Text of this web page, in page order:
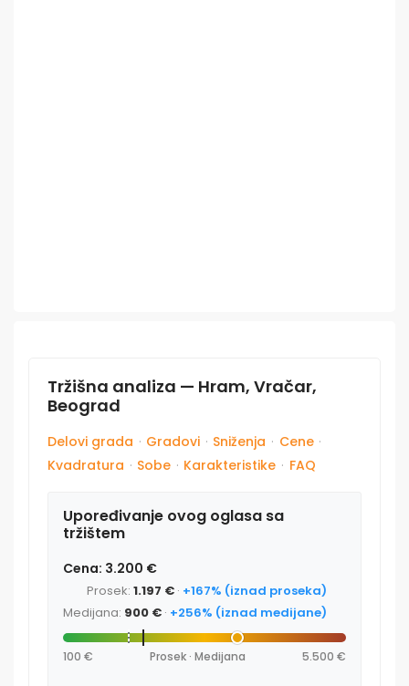
Tržišna analiza — Hram, Vračar,
Beograd
Delovi grada · Gradovi · Sniženja · Cene ·
Kvadratura · Sobe · Karakteristike · FAQ
Upoređivanje ovog oglasa sa
tržištem
Cena: 3.200 €
Prosek: 1.197 € · +167% (iznad proseka)
Medijana: 900 € · +256% (iznad medijane)
100 € Prosek · Medijana 5.500 €